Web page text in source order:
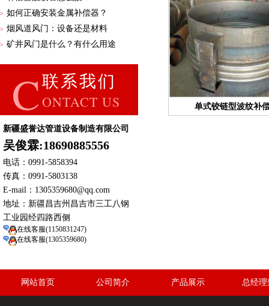
> 如何正确安装金属补偿器？
> 烟风道风门：设备还是材料
> 矿井风门是什么？有什么用途
C联系我们
ONTACT US
新疆盛誉达管道设备制造有限公司
吴俊霖:18690885556
电话：0991-5858394
传真：0991-5803138
E-mail：1305359680@qq.com
地址：新疆昌吉州昌吉市三工八钢
工业园经四路西侧
在线客服(1150831247)
在线客服(1305359680)
单式铰链型波纹补
网站首页 公司简介 产品展示 总经理